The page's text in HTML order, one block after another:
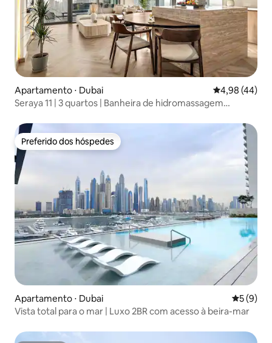
Apartamento ⋅ Dubai 4,98 de uma
4,98 (44)
Seraya 11 | 3 quartos | Banheira de hidromassagem
Preferido dos hóspedes
Preferido dos hóspedes
Apartamento ⋅ Dubai 5 de
5 (9)
Vista total para o mar | Luxo 2BR com acesso à beira-mar